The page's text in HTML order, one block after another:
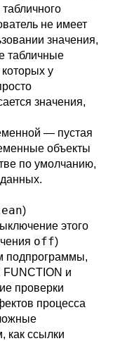
не имеет
значения,
табличные
у
значения,
— пустая
объекты
по умолчанию,
)
этого
off)
подпрограммы,
и
проверки
процесса
как ссылки